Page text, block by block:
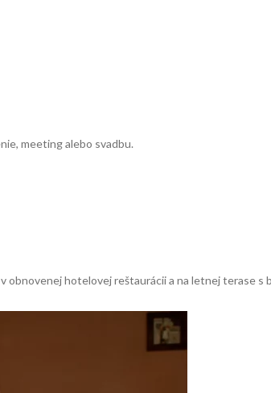
meeting alebo svadbu.
hotelovej reštaurácii a na letnej terase